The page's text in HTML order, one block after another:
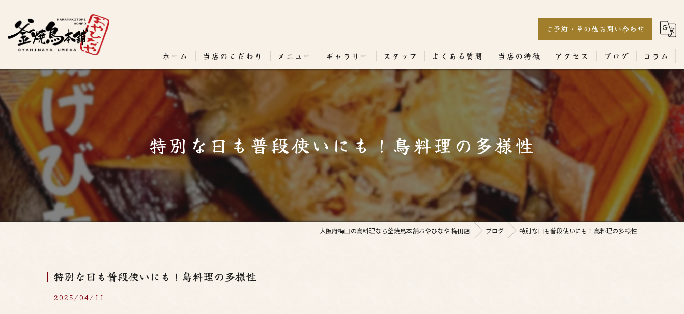
ご予約・その他お問い合わせ
ホーム 当店のこだわり メニュー ギャラリー スタッフ よくある質問 当店の特徴
居酒屋
専門店
ランチ
テイクアウト
コース
アクセス ブログ コラム
特別な日も普段使いにも！鳥料理の多様性
大阪府梅田の鳥料理なら釜焼鳥本舗おやひなや 梅田店 ブログ 特別な日も普段使いにも！鳥料理の多様性
特別な日も普段使いにも！鳥料理の多様性
2025/04/11